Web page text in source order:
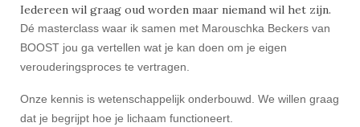
Iedereen wil graag oud worden maar niemand wil het zijn.
Dé masterclass waar ik samen met Marouschka Beckers van
BOOST jou ga vertellen wat je kan doen om je eigen
verouderingsproces te vertragen.
Onze kennis is wetenschappelijk onderbouwd. We willen graag
dat je begrijpt hoe je lichaam functioneert.